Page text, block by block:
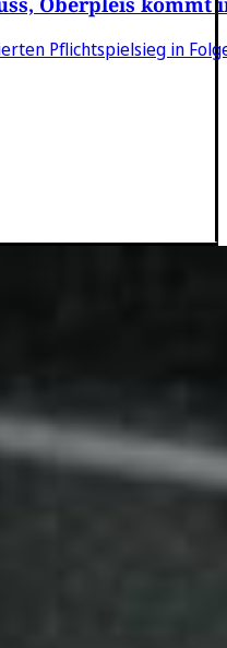
Pflichtspielsieg in